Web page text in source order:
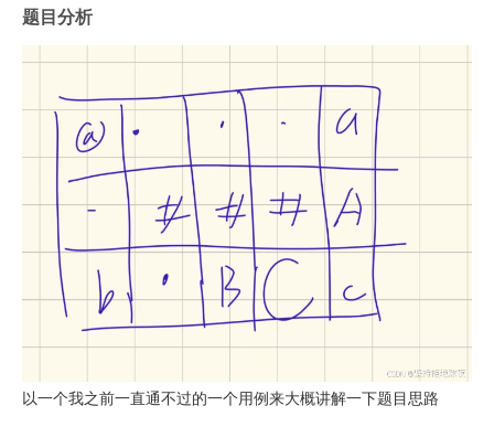
题目分析
以一个我之前一直通不过的一个用例来大概讲解一下题目思路